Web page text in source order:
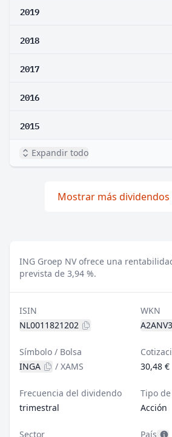
2019
2018
2017
2016
2015
Expandir todo
Mostrar más dividendos
ING Groep NV ofrece una
prevista de 3,94 %.
ISIN
NL0011821202
WKN
A2ANV3
Símbolo / Bolsa
INGA
/ XAMS
30,48 €
Frecuencia del dividendo
trimestral
Tipo
Acción
Sector
País